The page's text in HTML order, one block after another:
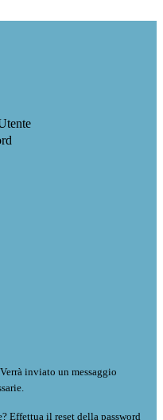
Verrà inviato un messaggio
Effettua il reset della password